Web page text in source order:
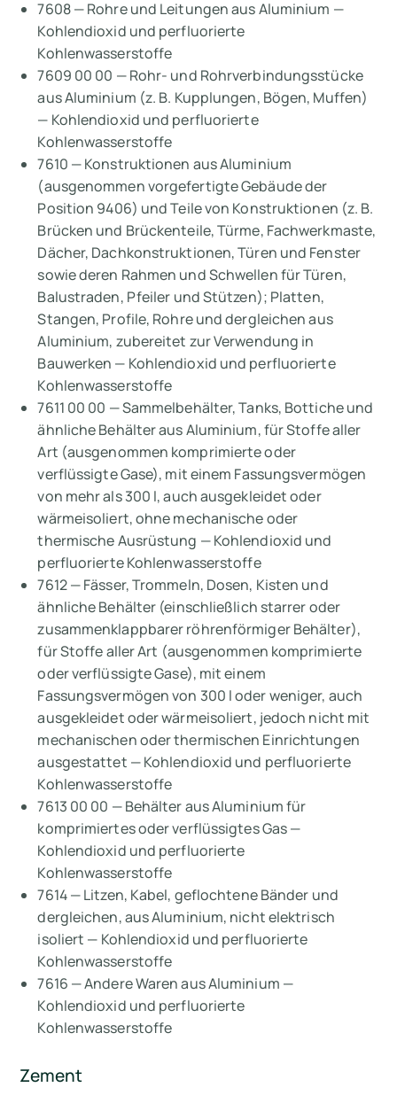
7608 — Rohre und Leitungen aus Aluminium —
Kohlendioxid und perfluorierte
Kohlenwasserstoffe
7609 00 00 — Rohr- und Rohrverbindungsstücke
aus Aluminium (z. B. Kupplungen, Bögen, Muffen)
— Kohlendioxid und perfluorierte
Kohlenwasserstoffe
7610 — Konstruktionen aus Aluminium
(ausgenommen vorgefertigte Gebäude der
Position 9406) und Teile von Konstruktionen (z. B.
Brücken und Brückenteile, Türme, Fachwerkmaste,
Dächer, Dachkonstruktionen, Türen und Fenster
sowie deren Rahmen und Schwellen für Türen,
Balustraden, Pfeiler und Stützen); Platten,
Stangen, Profile, Rohre und dergleichen aus
Aluminium, zubereitet zur Verwendung in
Bauwerken — Kohlendioxid und perfluorierte
Kohlenwasserstoffe
7611 00 00 — Sammelbehälter, Tanks, Bottiche und
ähnliche Behälter aus Aluminium, für Stoffe aller
Art (ausgenommen komprimierte oder
verflüssigte Gase), mit einem Fassungsvermögen
von mehr als 300 l, auch ausgekleidet oder
wärmeisoliert, ohne mechanische oder
thermische Ausrüstung — Kohlendioxid und
perfluorierte Kohlenwasserstoffe
7612 — Fässer, Trommeln, Dosen, Kisten und
ähnliche Behälter (einschließlich starrer oder
zusammenklappbarer röhrenförmiger Behälter),
für Stoffe aller Art (ausgenommen komprimierte
oder verflüssigte Gase), mit einem
Fassungsvermögen von 300 l oder weniger, auch
ausgekleidet oder wärmeisoliert, jedoch nicht mit
mechanischen oder thermischen Einrichtungen
ausgestattet — Kohlendioxid und perfluorierte
Kohlenwasserstoffe
7613 00 00 — Behälter aus Aluminium für
komprimiertes oder verflüssigtes Gas —
Kohlendioxid und perfluorierte
Kohlenwasserstoffe
7614 — Litzen, Kabel, geflochtene Bänder und
dergleichen, aus Aluminium, nicht elektrisch
isoliert — Kohlendioxid und perfluorierte
Kohlenwasserstoffe
7616 — Andere Waren aus Aluminium —
Kohlendioxid und perfluorierte
Kohlenwasserstoffe
Zement